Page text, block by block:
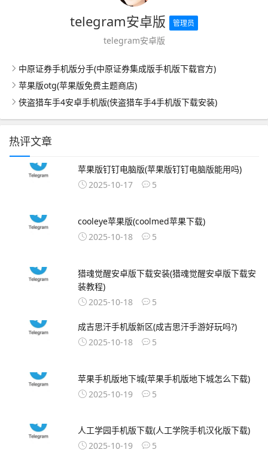
telegram安卓版 管理员
telegram安卓版
中原证券手机版分手(中原证券集成版手机版下载官方)
苹果版otg(苹果版免费主题商店)
侠盗猎车手4安卓手机版(侠盗猎车手4手机版下载安装)
热评文章
苹果版钉钉电脑版(苹果版钉钉电脑版能用吗)
2025-10-17
5
cooleye苹果版(coolmed苹果下载)
2025-10-18
5
猎魂觉醒安卓版下载安装(猎魂觉醒安卓版下载安
装教程)
2025-10-18
5
成吉思汗手机版新区(成吉思汗手游好玩吗?)
2025-10-18
5
苹果手机版地下城(苹果手机版地下城怎么下载)
2025-10-19
5
人工学园手机版下载(人工学院手机汉化版下载)
2025-10-19
5